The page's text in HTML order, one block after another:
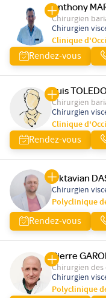
Anthony
Chirurgien
Chirurgien
Clinique
Rendez-vous
Luis
Chirurgien
Chirurgien
Clinique
Rendez-vous
Oktavian
Chirurgien
Polyclinique
Rendez-vous
Pierre
Chirurgien
Chirurgien
Polyclinique